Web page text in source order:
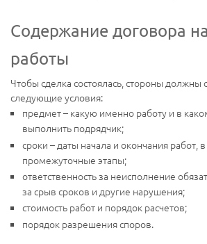
Содержание договора
работы
Чтобы сделка состоялась, стороны должны
следующие условия:
предмет – какую именно работу и в
выполнить подрядчик;
сроки – даты начала и окончания работ,
промежуточные этапы;
ответственность за неисполнение
за срыв сроков и другие нарушения;
стоимость работ и порядок расчетов;
порядок разрешения споров.